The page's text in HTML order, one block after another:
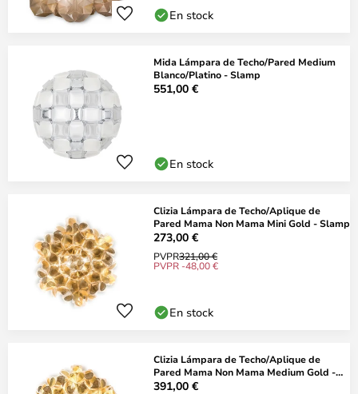
En stock
Mida Lámpara de Techo/Pared Medium
Blanco/Platino - Slamp
551,00 €
En stock
Clizia Lámpara de Techo/Aplique de
Pared Mama Non Mama Mini Gold - Slamp
273,00 €
PVPR321,00 €
PVPR -48,00 €
En stock
Clizia Lámpara de Techo/Aplique de
Pared Mama Non Mama Medium Gold -
Slamp
391,00 €